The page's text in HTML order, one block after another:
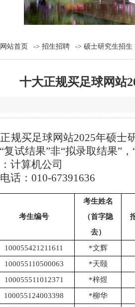
网站首页 -> 招生招聘 -> 硕士研究生招生
十大正规买足球网站
规买足球网站2025年硕士
“复试结果”非“拟录取结果”
计算机公司
话： 010-67391636
考生编号
考生姓名
（首字隐
去）
100055421211611
*文辉
100055110500063
*天颐
100055511012371
*梓煜
100055124003398
*柳华